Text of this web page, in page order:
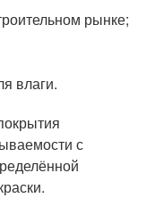
рынке;
влаги.
с